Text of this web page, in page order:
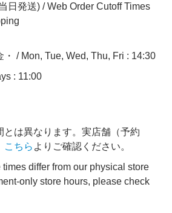
日発送) / Web Order Cutoff Times
・ / Mon, Tue, Wed, Thu, Fri : 14:30
: 11:00
は異なります。実店舗（予約
こちら よりご確認ください。
differ from our physical store
only store hours, please check